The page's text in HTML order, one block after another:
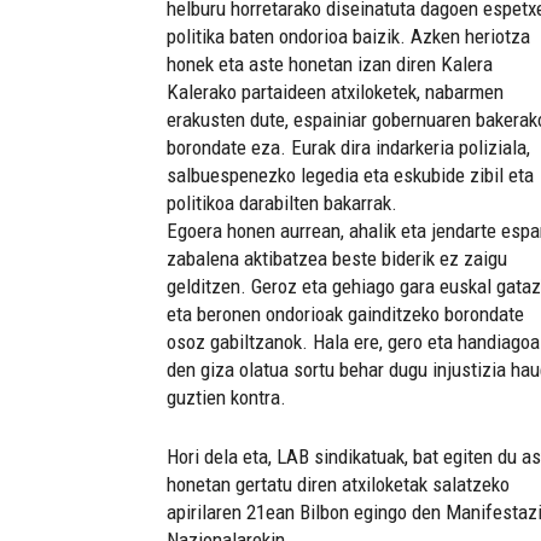
helburu horretarako diseinatuta dagoen
politika baten ondorioa baizik. Azken heriotza
honek eta aste honetan izan diren Kalera
Kalerako partaideen atxiloketek, nabarmen
erakusten dute, espainiar gobernuaren
borondate eza. Eurak dira indarkeria poliziala,
salbuespenezko legedia eta eskubide zibil eta
politikoa darabilten bakarrak.
Egoera honen aurrean, ahalik eta jendarte
zabalena aktibatzea beste biderik ez zaigu
gelditzen. Geroz eta gehiago gara euskal
eta beronen ondorioak gainditzeko borondate
osoz gabiltzanok. Hala ere, gero eta handiagoa
den giza olatua sortu behar dugu injustizia
guztien kontra.
Hori dela eta, LAB sindikatuak, bat egiten du
honetan gertatu diren atxiloketak salatzeko
apirilaren 21ean Bilbon egingo den